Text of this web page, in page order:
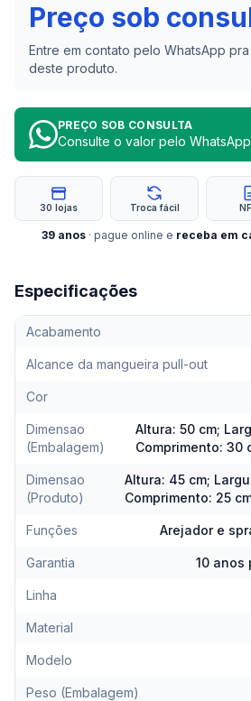
Especificações
Acabamento
Alcance da mangueira pull-out
Cor
Dimensao
(Embalagem)
Altura: 50 cm;
Comprimento: 30
Dimensao
(Produto)
Altura: 45 cm;
Comprimento: 25
Funções Arejador e
Garantia 10 anos
Linha
Material
Modelo
Peso (Embalagem)
Preço sob
Entre em contato pelo WhatsApp
deste produto.
PREÇO SOB CONSULTA
Consulte o valor pelo WhatsApp
30 lojas Troca fácil
39 anos · pague online e receba em